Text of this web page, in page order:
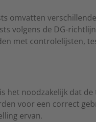
omvatten
volgens de DG-
met controlelijsten,
het noodzakelijk dat
voor een correct
ervan.